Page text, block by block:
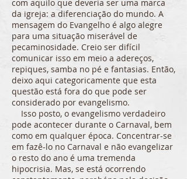
com aquilo que deveria ser uma marca
da igreja: a diferenciação do mundo. A
mensagem do Evangelho é algo alegre
para uma situação miserável de
pecaminosidade. Creio ser difícil
comunicar isso em meio a adereços,
repiques, samba no pé e fantasias. Então,
deixo aqui categoricamente que esta
questão está fora do que pode ser
considerado por evangelismo.
Isso posto, o evangelismo verdadeiro
pode acontecer durante o Carnaval, bem
como em qualquer época. Concentrar-se
em fazê-lo no Carnaval e não evangelizar
o resto do ano é uma tremenda
hipocrisia. Mas, se está ocorrendo